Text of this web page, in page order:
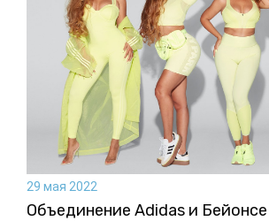
29 мая 2022
Объединение Adidas и Бейонсе